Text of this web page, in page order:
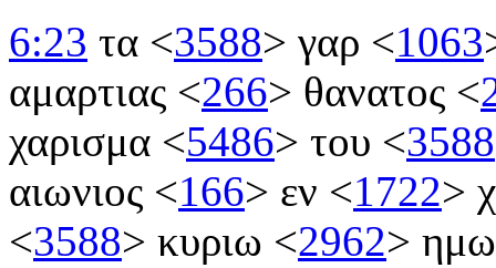
6:23 τα <3588> γαρ <1063
αμαρτιας <266> θανατος <
χαρισμα <5486> του <3588
αιωνιος <166> εν <1722>
<3588> κυριω <2962>